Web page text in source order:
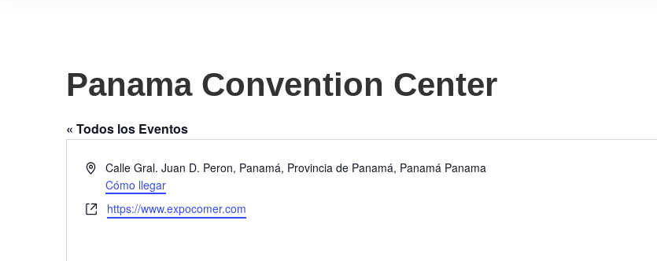
Panama Convention Center
« Todos los Eventos
Dirección
Calle Gral. Juan D. Peron, Panamá, Provincia de Panamá, Panamá Panama
Cómo llegar
Websitehttps://www.expocomer.com